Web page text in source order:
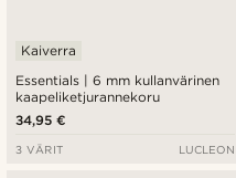
Essentials | 6 mm kullanvärinen
kaapeliketjurannekoru
Kaiverra
34,95 €
3 VÄRIT LUCLEON